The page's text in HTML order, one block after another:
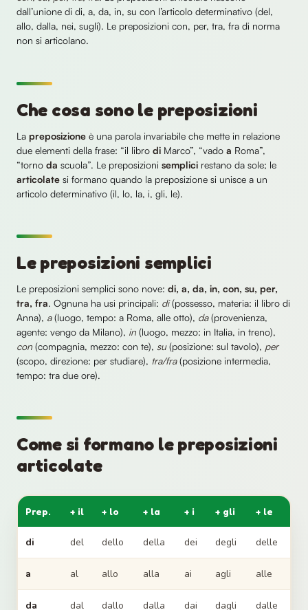
dall’unione di di, a, da, in, su con l’articolo determinativo (del,
allo, dalla, nei, sugli). Le preposizioni con, per, tra, fra di norma
non si articolano.
Che cosa sono le preposizioni
La preposizione è una parola invariabile che mette in relazione
due elementi della frase: “il libro di Marco”, “vado a Roma”,
“torno da scuola”. Le preposizioni semplici restano da sole; le
articolate si formano quando la preposizione si unisce a un
articolo determinativo (il, lo, la, i, gli, le).
Le preposizioni semplici
Le preposizioni semplici sono nove: di, a, da, in, con, su, per,
tra, fra. Ognuna ha usi principali: di(possesso, materia: il libro di
Anna), a(luogo, tempo: a Roma, alle otto), da(provenienza,
agente: vengo da Milano), in (luogo, mezzo: in Italia, in treno),
con (compagnia, mezzo: con te), su(posizione: sul tavolo), per
(scopo, direzione: per studiare), tra/fra(posizione intermedia,
tempo: tra due ore).
Come si formano le preposizioni
articolate
Prep. + il + lo + la + i + gli + le
di del dello della dei degli delle
a al allo alla ai agli alle
da dal dallo dalla dai dagli dalle